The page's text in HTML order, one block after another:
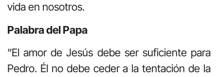
vida en nosotros.
Palabra del Papa
“El amor de Jesús debe ser suficiente para
Pedro. Él no debe ceder a la tentación de la